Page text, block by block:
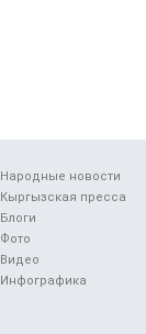
Народные новости
Кыргызская пресса
Блоги
Фото
Видео
Инфографика